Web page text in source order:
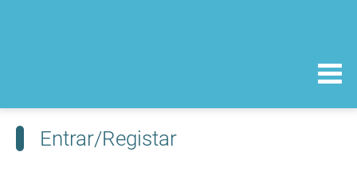
Entrar/Registar